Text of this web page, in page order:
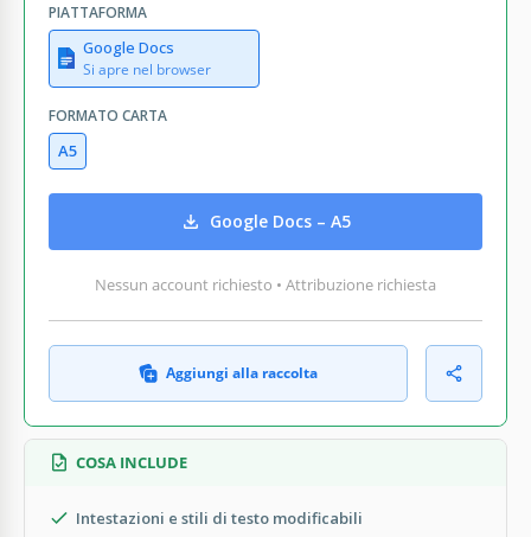
PIATTAFORMA
Google Docs
Si apre nel browser
FORMATO CARTA
A5
Google Docs – A5
Nessun account richiesto • Attribuzione richiesta
Aggiungi alla raccolta
COSA INCLUDE
Intestazioni e stili di testo modificabili